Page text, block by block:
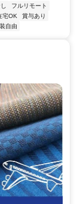
フルリモート
宅OK
賞与あり
自由